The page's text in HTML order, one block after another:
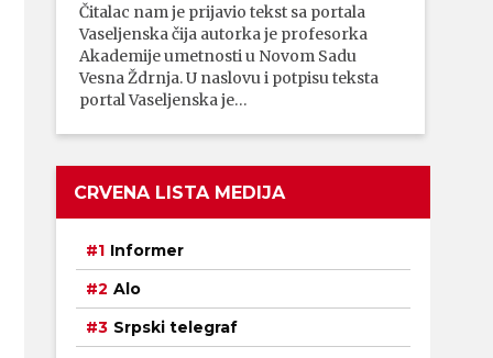
Čitalac nam je prijavio tekst sa portala
Vaseljenska čija autorka je profesorka
Akademije umetnosti u Novom Sadu
Vesna Ždrnja. U naslovu i potpisu teksta
portal Vaseljenska je…
CRVENA LISTA MEDIJA
Informer
Alo
Srpski telegraf